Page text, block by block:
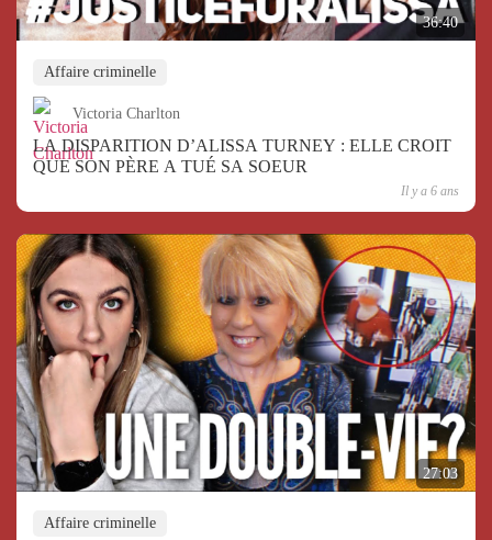
36:40
Affaire criminelle
Victoria Charlton
LA DISPARITION D’ALISSA TURNEY : ELLE CROIT
QUE SON PÈRE A TUÉ SA SOEUR
Il y a 6 ans
27:03
Affaire criminelle